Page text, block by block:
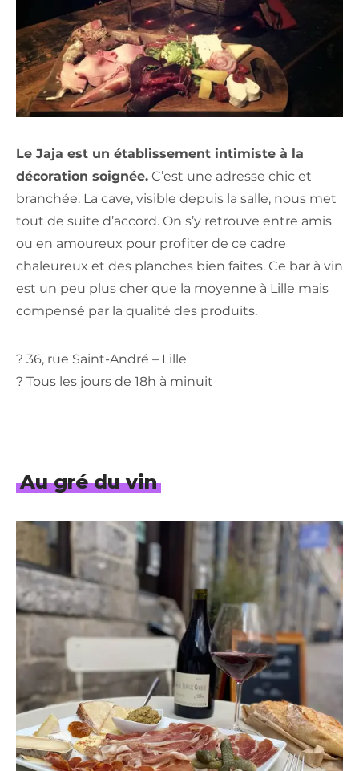
Le Jaja est un établissement intimiste à la
décoration soignée. C’est une adresse chic et
branchée. La cave, visible depuis la salle, nous met
tout de suite d’accord. On s’y retrouve entre amis
ou en amoureux pour profiter de ce cadre
chaleureux et des planches bien faites. Ce bar à vin
est un peu plus cher que la moyenne à Lille mais
compensé par la qualité des produits.
? 36, rue Saint-André – Lille
? Tous les jours de 18h à minuit
Au gré du vin